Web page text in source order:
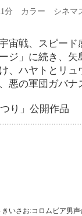
21分 カラー シネ
宙戦、スピー
ジ」に続き、
、ハヤトとリ
悪の軍団ガバナ
り」公開作品
いさお:コロムビア男声